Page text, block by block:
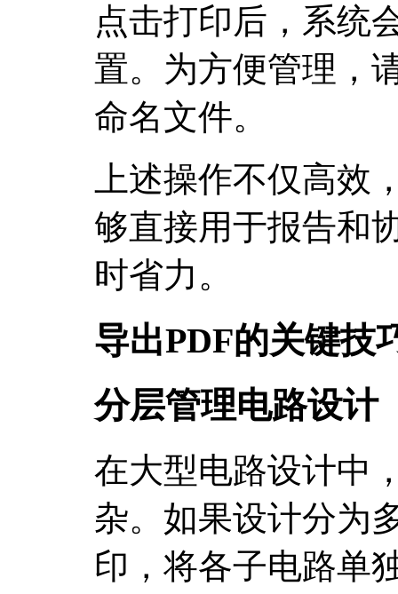
点击打印后，系统
置。为方便管理，
命名文件。
上述操作不仅高效
够直接用于报告和
时省力。
导出PDF的关键技
分层管理电路设计
在大型电路设计中
杂。如果设计分为
印，将各子电路单